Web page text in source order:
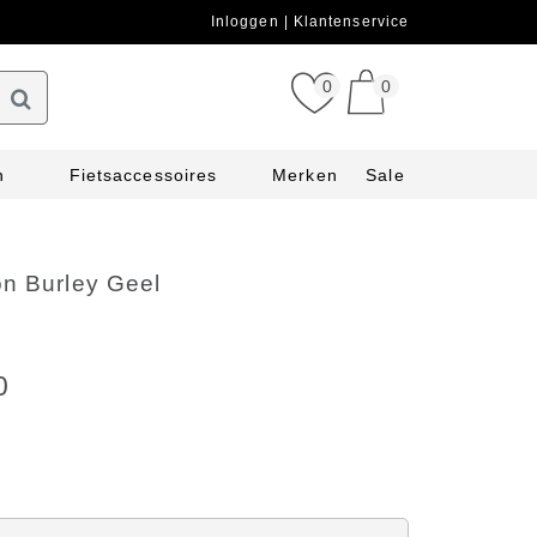
Inloggen Klantenservice
0 0
Fietsaccessoires Merken Sale
Burley Geel